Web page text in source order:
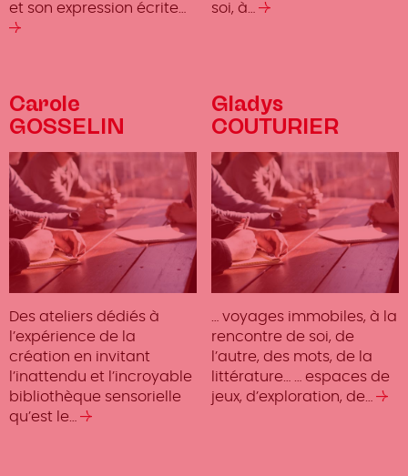
et son expression écrite…
soi, à…
Carole
GOSSELIN
Des ateliers dédiés à
l’expérience de la
création en invitant
l’inattendu et l’incroyable
bibliothèque sensorielle
qu’est le…
Gladys
COUTURIER
… voyages immobiles, à la
rencontre de soi, de
l’autre, des mots, de la
littérature… … espaces de
jeux, d’exploration, de…